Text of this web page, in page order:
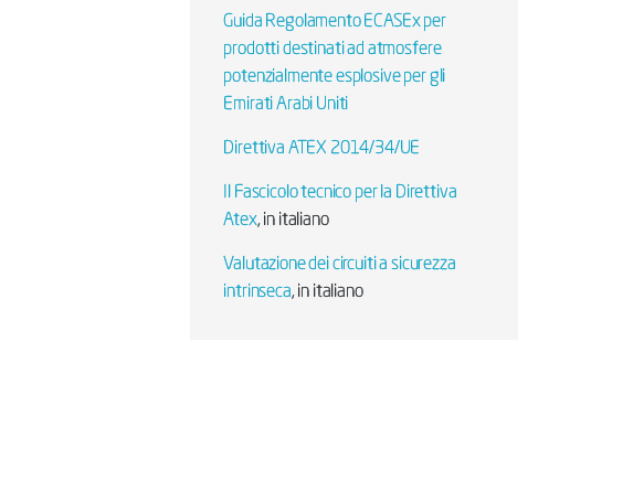
Guida Regolamento ECASEx per
prodotti destinati ad atmosfere
potenzialmente esplosive per gli
Emirati Arabi Uniti
Direttiva ATEX 2014/34/UE
Il Fascicolo tecnico per la Direttiva
Atex, in italiano
Valutazione dei circuiti a sicurezza
intrinseca, in italiano